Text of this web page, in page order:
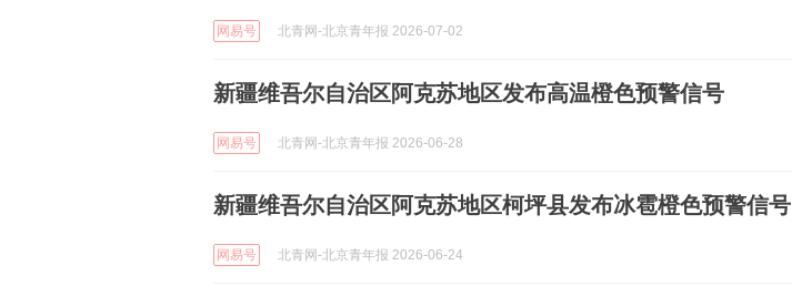
网易号 北青网-北京青年报 2026-07-02
新疆维吾尔自治区阿克苏地区发布高温橙色预警信号
网易号 北青网-北京青年报 2026-06-28
新疆维吾尔自治区阿克苏地区柯坪县发布冰雹橙色预警信号
网易号 北青网-北京青年报 2026-06-24